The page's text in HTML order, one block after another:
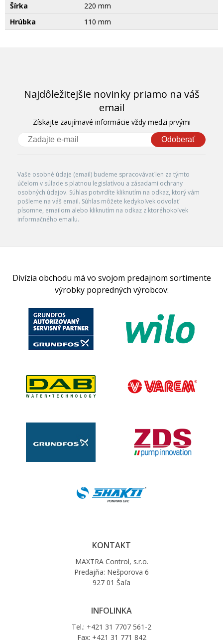
Šírka
220 mm
Hrúbka
110 mm
Najdôležitejšie novinky priamo na váš
email
Získajte zaujímavé informácie vždy medzi prvými
Odoberať
Vaše osobné údaje (email) budeme spracovávať len za týmto
účelom v súlade s platnou legislatívou a zásadami ochrany
osobných údajov. Súhlas potvrdíte kliknutím na odkaz, ktorý vám
pošleme na váš email. Súhlas môžete kedykoľvek odvolať
písomne, emailom alebo kliknutím na odkaz z ktoréhokoľvek
informačného emailu.
Divízia obchodu má vo svojom predajnom sortimente
výrobky popredných výrobcov:
KONTAKT
MAXTRA Control, s.r.o.
Predajňa: Nešporova 6
927 01 Šaľa
INFOLINKA
Tel.: +421 31 7707 561-2
Fax: +421 31 771 842